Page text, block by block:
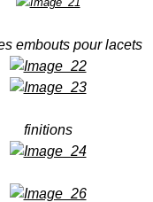
embouts pour lacets
finitions